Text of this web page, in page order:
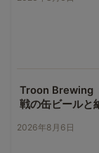
Troon Brewing
戦の缶ビールと
2026年8月6日